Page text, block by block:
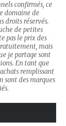
confirmés, ce
domaine de
droits réservés.
de petites
pas le prix des
mais
je partage sont
En tant que
remplissant
sont des marques